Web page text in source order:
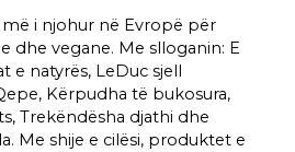
i njohur në Evropë për
dhe vegane. Me slloganin: E
natyrës, LeDuc sjell
Kërpudha të bukosura,
Trekëndësha djathi dhe
Me shije e cilësi, produktet e